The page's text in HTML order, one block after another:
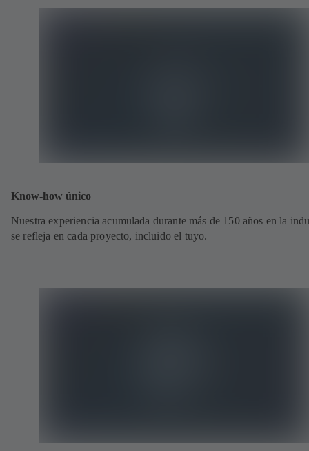
Know-how único
Nuestra experiencia acumulada durante más de 150 años en la
se refleja en cada proyecto, incluido el tuyo.